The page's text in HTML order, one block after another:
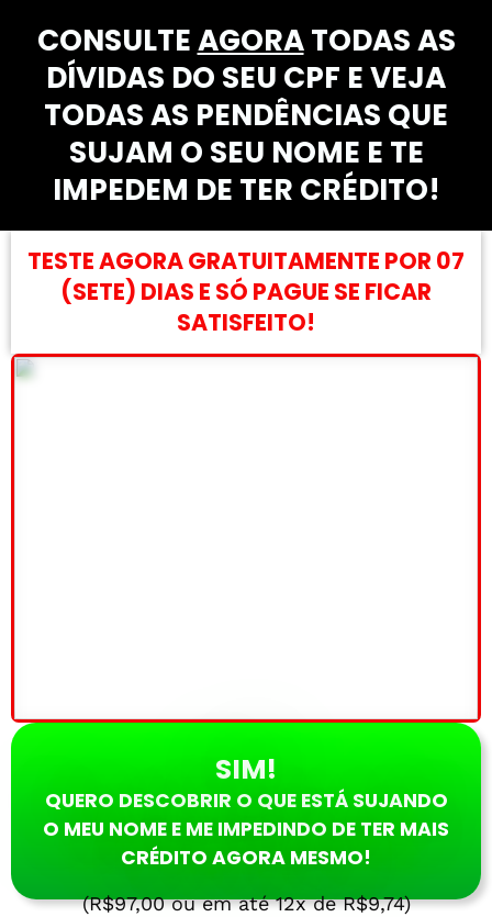
CONSULTEAGORATODAS AS
DÍVIDAS DO SEU CPF E VEJA
TODAS AS PENDÊNCIAS QUE
SUJAM O SEU NOME E TE
IMPEDEM DE TER CRÉDITO!
TESTE AGORA GRATUITAMENTE POR 07
(SETE) DIAS E SÓ PAGUE SE FICAR
SATISFEITO!
SIM!
QUERO DESCOBRIR O QUE ESTÁ SUJANDO
O MEU NOME E ME IMPEDINDO DE TER MAIS
CRÉDITO AGORA MESMO!
(R$97,00 ou em até 12x de R$9,74)